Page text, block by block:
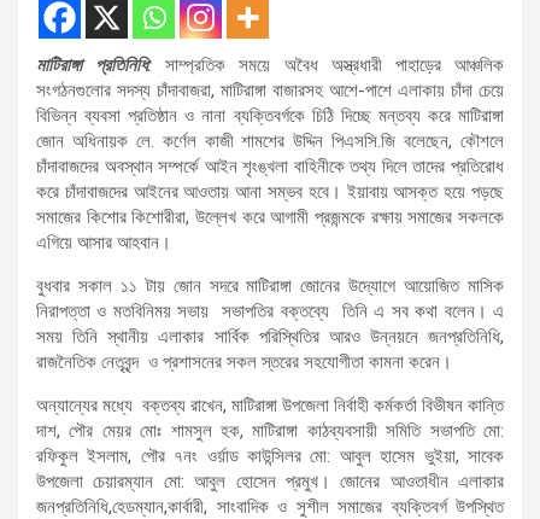
মাটিরাঙ্গা প্রতিনিধি:
সাম্প্রতিক সময়ে অবৈধ অস্ত্রধারী পাহাড়ের আঞ্চলিক
সংগঠনগুলোর সদস্য চাঁদাবাজরা, মাটিরাঙ্গা বাজারসহ আশে-পাশে এলাকায় চাঁদা চেয়ে
বিভিন্ন ব্যবসা প্রতিষ্ঠান ও নানা ব্যক্তিবর্গকে চিঠি দিচ্ছে মন্তব্য করে মাটিরাঙ্গা
জোন অধিনায়ক লে. কর্ণেল কাজী শামশের উদ্দিন পিএসসি.জি বলেছেন, কৌশলে
চাঁদাবাজদের অবস্থান সম্পর্কে আইন শৃংঙ্খলা বাহিনীকে তথ্য দিলে তাদের প্রতিরোধ
করে চাঁদাবাজদের আইনের আওতায় আনা সম্ভব হবে। ইয়াবায় আসক্ত হয়ে পড়ছে
সমাজের কিশোর কিশোরীরা, উল্লেখ করে আগামী প্রজন্মকে রক্ষায় সমাজের সকলকে
এগিয়ে আসার আহবান।
বুধবার সকাল ১১ টায় জোন সদরে মাটিরাঙ্গা জোনের উদ্যোগে আয়োজিত মাসিক
নিরাপত্তা ও মতবিনিময় সভায় সভাপতির বক্তব্যে তিনি এ সব কথা বলেন। এ
সময় তিনি স্থানীয় এলাকার সার্বিক পরিস্থিতির আরও উন্নয়নে জনপ্রতিনিধি,
রাজনৈতিক নেতৃবৃন্দ ও প্রশাসনের সকল স্তরের সহযোগীতা কামনা করেন।
অন্যান্যের মধ্যে বক্তব্য রাখেন, মাটিরাঙ্গা উপজেলা নির্বাহী কর্মকর্তা বিভীষন কান্তি
দাশ, পৌর মেয়র মোঃ শামসুল হক, মাটিরাঙ্গা কাঠব্যবসায়ী সমিতি সভাপতি মো:
রফিকুল ইসলাম, পৌর ৭নং ওর্য়াড কাউন্সিলর মো: আবুল হাসেম ভুইয়া, সাবেক
উপজেলা চেয়ারম্যান মো: আবুল হোসেন প্রমুখ। জোনের আওতাধীন এলাকার
জনপ্রতিনিধি,হেডম্যান,কার্বারী, সাংবাদিক ও সুশীল সমাজের ব্যক্তিবর্গ উপস্থিত